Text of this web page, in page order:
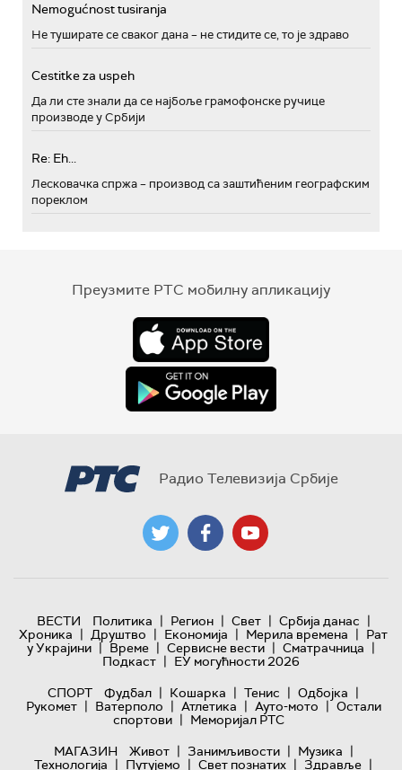
Nemogućnost tusiranja
Не туширате се сваког дана – не стидите се, то је здраво
Cestitke za uspeh
Да ли сте знали да се најбоље грамофонске ручице
производе у Србији
Re: Eh...
Лесковачка спржа – производ са заштићеним географским
пореклом
Преузмите РТС мобилну апликацију
Радио Телевизија Србије
ВЕСТИ Политика | Регион | Свет | Србија данас |
Хроника | Друштво | Економија | Мерила времена | Рат
у Украјини | Време | Сервисне вести | Сматрачница |
Подкаст | ЕУ могућности 2026
СПОРТ
Фудбал | Кошарка | Тенис | Одбојка |
Рукомет | Ватерполо | Атлетика | Ауто-мото | Остали
спортови | Меморијал РТС
МАГАЗИН
Живот | Занимљивости | Музика |
Технологијa | Путујемо | Свет познатих | Здравље |